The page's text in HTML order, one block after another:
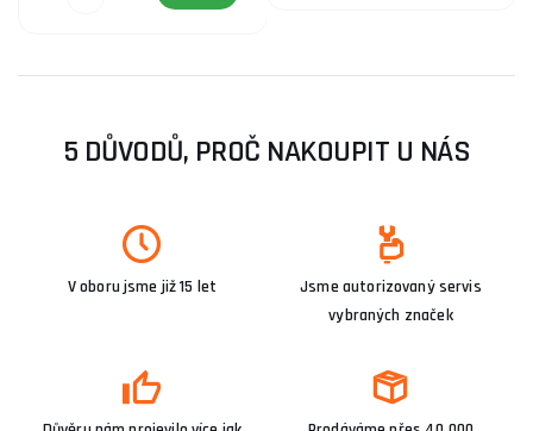
5 DŮVODŮ, PROČ NAKOUPIT U NÁS
V oboru jsme již 15 let
Jsme autorizovaný servis
vybraných značek